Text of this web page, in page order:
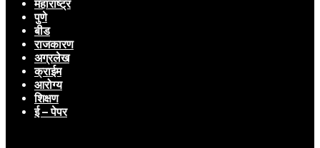
महाराष्ट्र
पुणे
बीड
राजकारण
अग्रलेख
क्राईम
आरोग्य
शिक्षण
ई – पेपर